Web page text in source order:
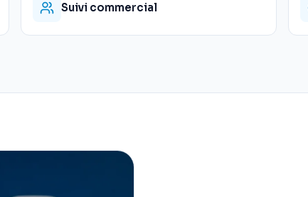
Suivi commercial